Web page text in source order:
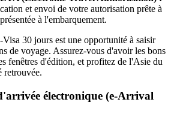
et envoi de votre autorisation prête à
à l'embarquement.
30 jours est une opportunité à saisir
de voyage. Assurez-vous d'avoir les bons
fenêtres d'édition, et profitez de l'Asie du
retrouvée.
électronique (e-Arrival